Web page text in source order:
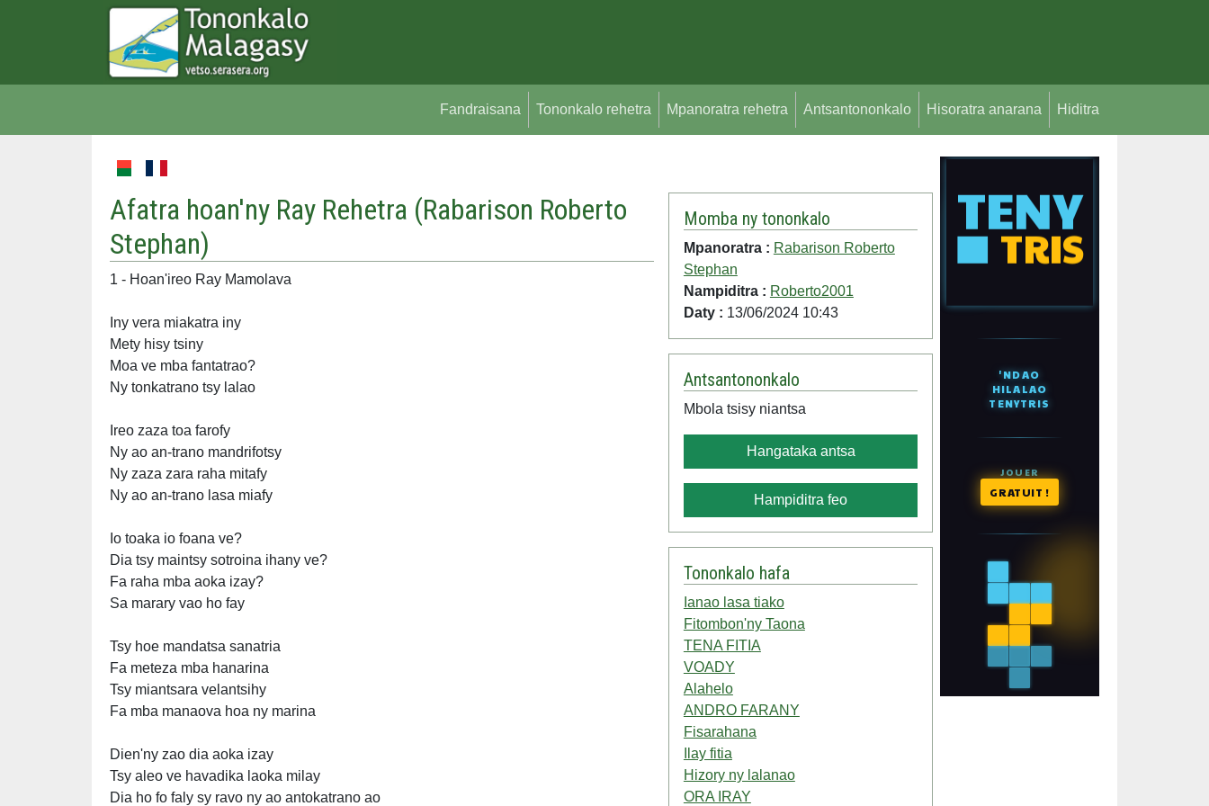
Fandraisana Tononkalo rehetra Mpanoratra rehetra Antsantononkalo Hisoratra anarana Hiditra
Afatra hoan'ny Ray Rehetra (Rabarison Roberto
Stephan)
1 - Hoan'ireo Ray Mamolava
Iny vera miakatra iny
Mety hisy tsiny
Moa ve mba fantatrao?
Ny tonkatrano tsy lalao
Ireo zaza toa farofy
Ny ao an-trano mandrifotsy
Ny zaza zara raha mitafy
Ny ao an-trano lasa miafy
Io toaka io foana ve?
Dia tsy maintsy sotroina ihany ve?
Fa raha mba aoka izay?
Sa marary vao ho fay
Tsy hoe mandatsa sanatria
Fa meteza mba hanarina
Tsy miantsara velantsihy
Fa mba manaova hoa ny marina
Dien'ny zao dia aoka izay
Tsy aleo ve havadika laoka milay
Dia ho fo faly sy ravo ny ao antokatrano ao
Momba ny tononkalo
Mpanoratra : Rabarison Roberto
Stephan
Nampiditra : Roberto2001
Daty : 13/06/2024 10:43
Antsantononkalo
Mbola tsisy niantsa
Hangataka antsa
Hampiditra feo
Tononkalo hafa
Ianao lasa tiako
Fitombon'ny Taona
TENA FITIA
VOADY
Alahelo
ANDRO FARANY
Fisarahana
Ilay fitia
Hizory ny lalanao
ORA IRAY